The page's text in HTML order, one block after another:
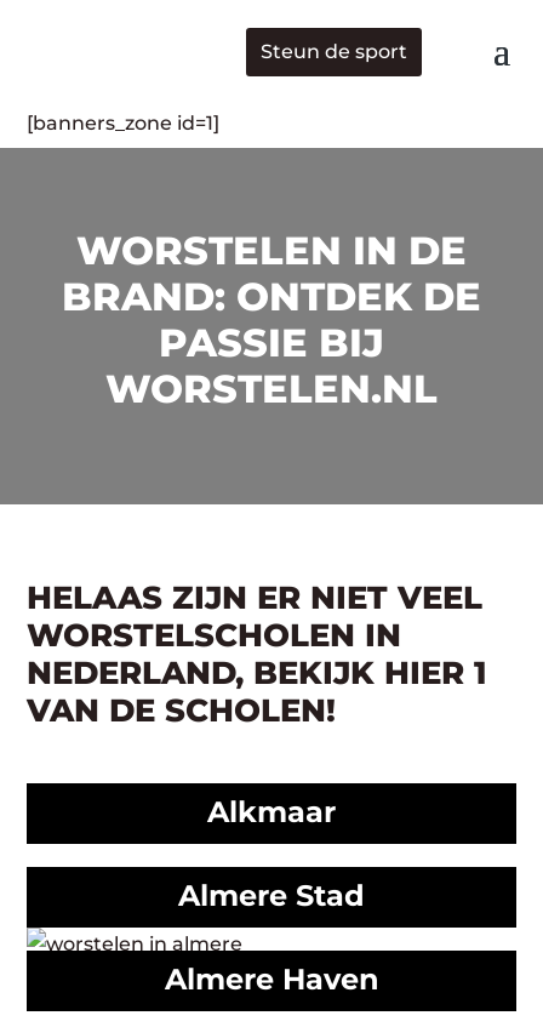
Steun de sport
[banners_zone id=1]
WORSTELEN IN DE
BRAND: ONTDEK DE
PASSIE BIJ
WORSTELEN.NL
HELAAS ZIJN ER NIET VEEL
WORSTELSCHOLEN IN
NEDERLAND, BEKIJK HIER 1
VAN DE SCHOLEN!
Alkmaar
Almere Stad
Almere Haven